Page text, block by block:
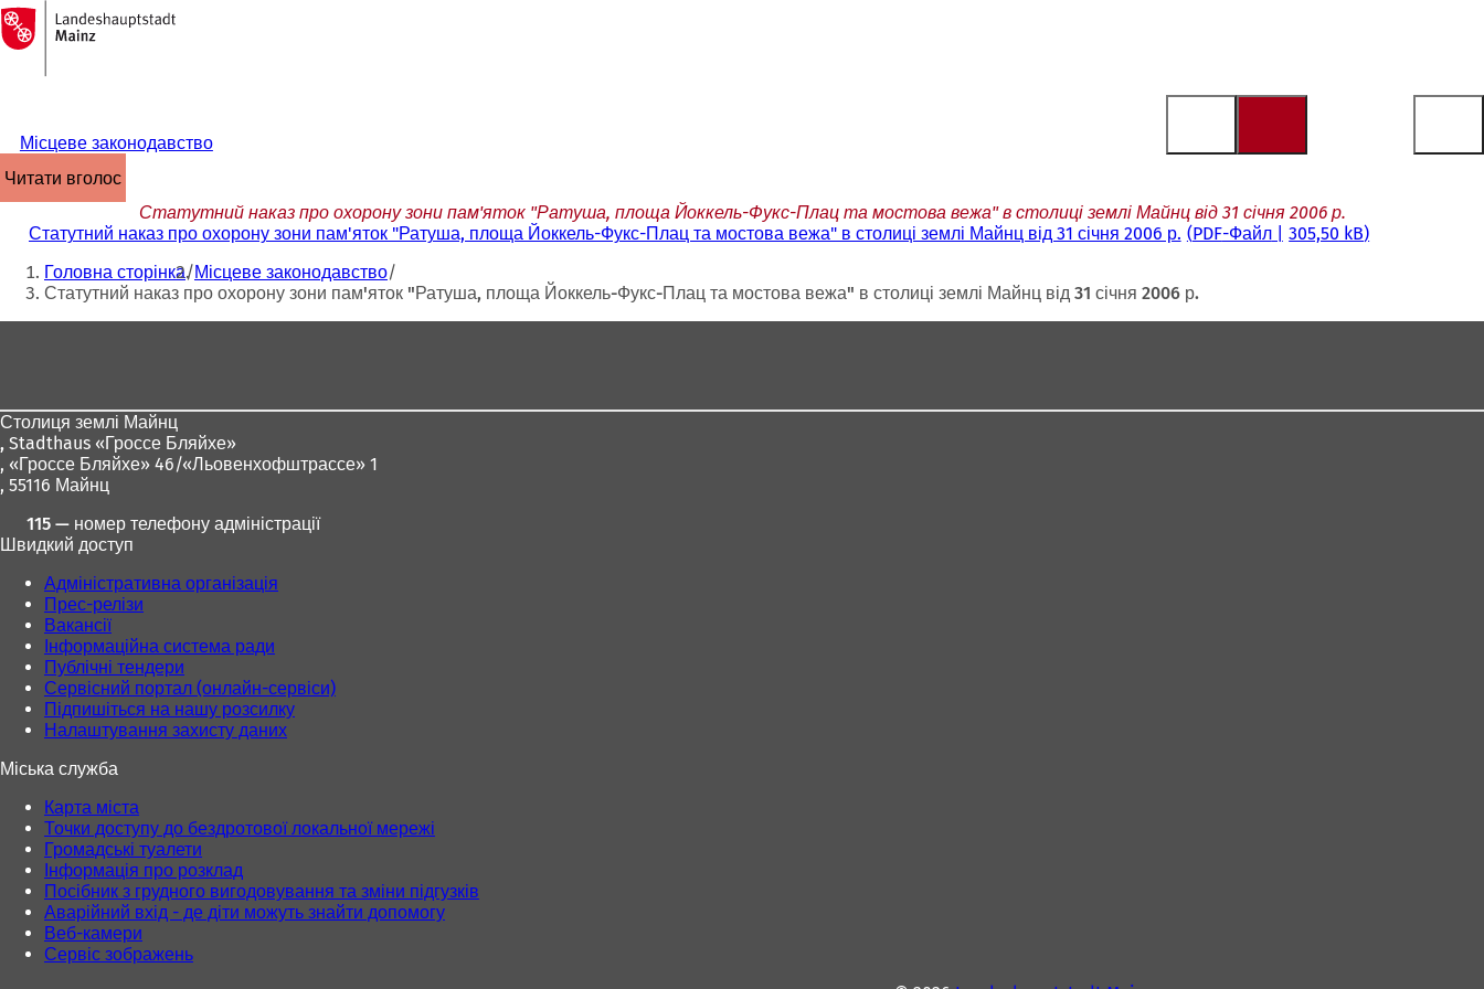
Перейти до змісту
На
головну
сторінку
Місцеве законодавство
читати вголос
Статутний наказ про охорону зони пам'яток "Ратуша, площа Йоккель-Фукс-Плац та мостова вежа" в столиці землі Майнц від 31 січня 2006 р.
Статутний наказ про охорону зони пам'яток "Ратуша, площа Йоккель-Фукс-Плац та мостова вежа" в столиці землі Майнц від 31 січня 2006 р. PDF-Файл 305,50 kB
Ти
тут:
Головна сторінка Місцеве законодавство
Статутний наказ про охорону зони пам'яток "Ратуша, площа Йоккель-Фукс-Плац та мостова вежа" в столиці землі Майнц від 31 січня 2006 р.
Столиця землі Майнц
, Stadthaus «Гроссе Бляйхе»
, «Гроссе Бляйхе» 46/«Льовенхофштрассе» 1
, 55116 Майнц
115 — номер телефону адміністрації
Швидкий доступ
Адміністративна організація
Прес-релізи
Вакансії
Інформаційна система ради
Публічні тендери
Сервісний портал (онлайн-сервіси)
Підпишіться на нашу розсилку
Налаштування захисту даних
Міська служба
Карта міста
Точки доступу до бездротової локальної мережі
Громадські туалети
Інформація про розклад
Посібник з грудного вигодовування та зміни підгузків
Аварійний вхід - де діти можуть знайти допомогу
Веб-камери
Сервіс зображень